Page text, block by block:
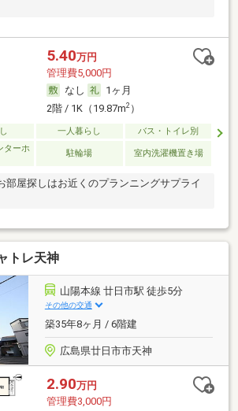
5.40万円
管理費5,000円
なし
1ヶ月
2階 / 1K（19.87m2）
一人暮らし
バス・トイレ別
ターホ
駐輪場 室内洗濯機置き場
部屋探しはお近くのプランニングサプライ
トレ天神
山陽本線 廿日市駅 徒歩5分
その他の交通
築35年8ヶ月 / 6階建
広島県廿日市市天神
2.90万円
管理費3,000円